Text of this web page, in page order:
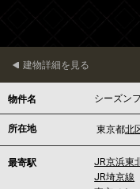
建物詳細を見る
物件名 シーズン
所在地 東京都北
最寄駅 JR京浜東
JR埼京線